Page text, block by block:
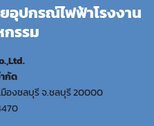
อุปกรณ์ไฟฟ้าโรงงาน
รรม
กัด
มืองชลบุรี จ.ชลบุรี 20000